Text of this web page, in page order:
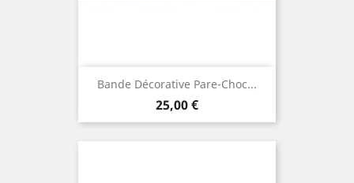
Bande Décorative Pare-Choc...
Prix
25,00 €